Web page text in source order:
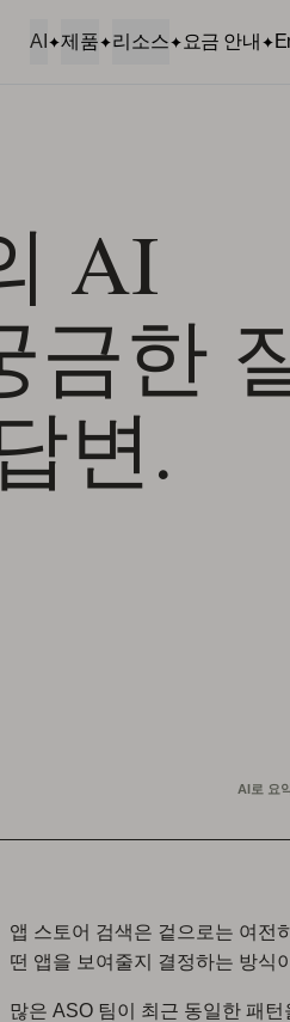
AI 제품 리소스 요금 안내
AI
금한
변.
AI로 요
앱 스토어 검색은 겉으로는 여전
떤 앱을 보여줄지 결정하는 방식
많은 ASO 팀이 최근 동일한 패